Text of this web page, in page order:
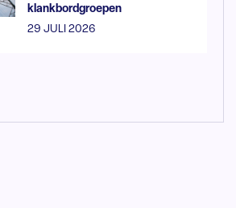
klankbordgroepen
29 JULI 2026